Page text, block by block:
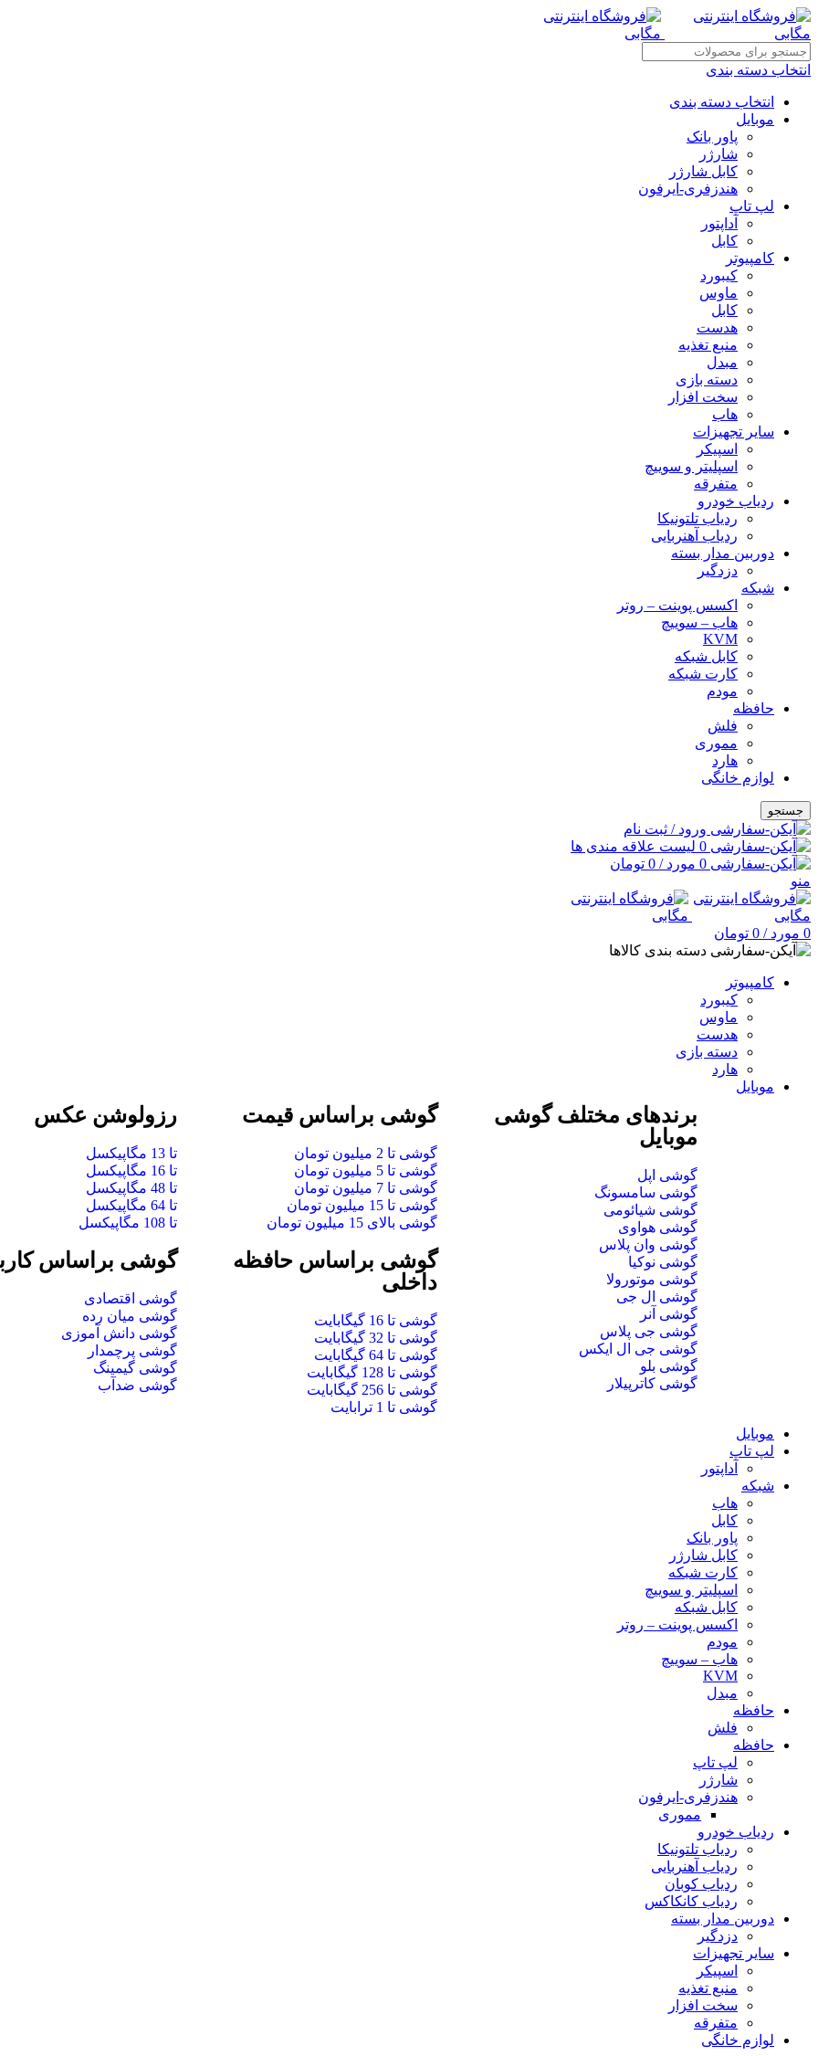
انتخاب دسته بندی
انتخاب دسته بندی
موبایل
پاور بانک
شارژر
کابل شارژر
هندزفری-ایرفون
لپ تاپ
آداپتور
کابل
کامپیوتر
کیبورد
ماوس
کابل
هدست
منبع تغذیه
مبدل
دسته بازی
سخت افزار
هاب
سایر تجهیزات
اسپیکر
اسپلیتر و سوییچ
متفرقه
ردیاب خودرو
ردیاب تلتونیکا
ردیاب آهنربایی
دوربین مدار بسته
دزدگیر
شبکه
اکسس پوینت – روتر
هاب – سوییچ
KVM
کابل شبکه
کارت شبکه
مودم
حافظه
فلش
مموری
هارد
لوازم خانگی
جستجو
ورود / ثبت نام
0 لیست علاقه مندی ها
0 مورد/
0 تومان
منو
0 مورد/
0 تومان
دسته بندی کالاها
کامپیوتر
کیبورد
ماوس
هدست
دسته بازی
هارد
موبایل
برندهای مختلف گوشی
موبایل
گوشی اپل
گوشی سامسونگ
گوشی شیائومی
گوشی هواوی
گوشی وان پلاس
گوشی نوکیا
گوشی موتورولا
گوشی ال جی
گوشی آنر
گوشی جی پلاس
گوشی جی ال ایکس
گوشی بلو
گوشی کاترپیلار
گوشی براساس قیمت
گوشی تا 2 میلیون تومان
گوشی تا 5 میلیون تومان
گوشی تا 7 میلیون تومان
گوشی تا 15 میلیون تومان
گوشی بالای 15 میلیون تومان
گوشی براساس حافظه
داخلی
گوشی تا 16 گیگابایت
گوشی تا 32 گیگابایت
گوشی تا 64 گیگابایت
گوشی تا 128 گیگابایت
گوشی تا 256 گیگابایت
گوشی تا 1 ترابایت
رزولوشن عکس
تا 13 مگاپیکسل
تا 16 مگاپیکسل
تا 48 مگاپیکسل
تا 64 مگاپیکسل
تا 108 مگاپیکسل
گوشی براساس
گوشی اقتصادی
گوشی میان رده
گوشی دانش آموزی
گوشی پرچمدار
گوشی گیمینگ
گوشی ضدآب
موبایل
لپ تاپ
آداپتور
شبکه
هاب
کابل
پاور بانک
کابل شارژر
کارت شبکه
اسپلیتر و سوییچ
کابل شبکه
اکسس پوینت – روتر
مودم
هاب – سوییچ
KVM
مبدل
حافظه
فلش
حافظه
لپ تاپ
شارژر
هندزفری-ایرفون
مموری
ردیاب خودرو
ردیاب تلتونیکا
ردیاب آهنربایی
ردیاب کوبان
ردیاب کانکاکس
دوربین مدار بسته
دزدگیر
سایر تجهیزات
اسپیکر
منبع تغذیه
سخت افزار
متفرقه
لوازم خانگی